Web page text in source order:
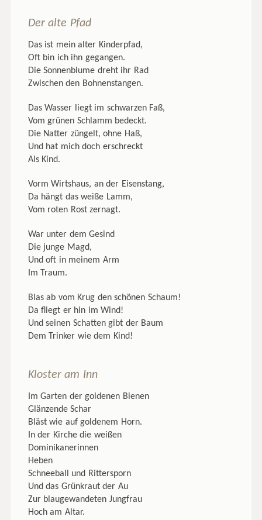
Der alte Pfad
Das ist mein alter Kinderpfad,
Oft bin ich ihn gegangen.
Die Sonnenblume dreht ihr Rad
Zwischen den Bohnenstangen.
Das Wasser liegt im schwarzen Faß,
Vom grünen Schlamm bedeckt.
Die Natter züngelt, ohne Haß,
Und hat mich doch erschreckt
Als Kind.
Vorm Wirtshaus, an der Eisenstang,
Da hängt das weiße Lamm,
Vom roten Rost zernagt.
War unter dem Gesind
Die junge Magd,
Und oft in meinem Arm
Im Traum.
Blas ab vom Krug den schönen Schaum!
Da fliegt er hin im Wind!
Und seinen Schatten gibt der Baum
Dem Trinker wie dem Kind!
Kloster am Inn
Im Garten der goldenen Bienen
Glänzende Schar
Bläst wie auf goldenem Horn.
In der Kirche die weißen
Dominikanerinnen
Heben
Schneeball und Rittersporn
Und das Grünkraut der Au
Zur blaugewandeten Jungfrau
Hoch am Altar.